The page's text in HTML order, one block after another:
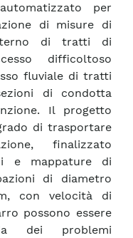
per
di misure di
di tratti di
difficoltoso
fluviale di tratti
di condotta
Il progetto
di trasportare
finalizzato
e mappature di
di diametro
con velocità di
possono essere
dei problemi